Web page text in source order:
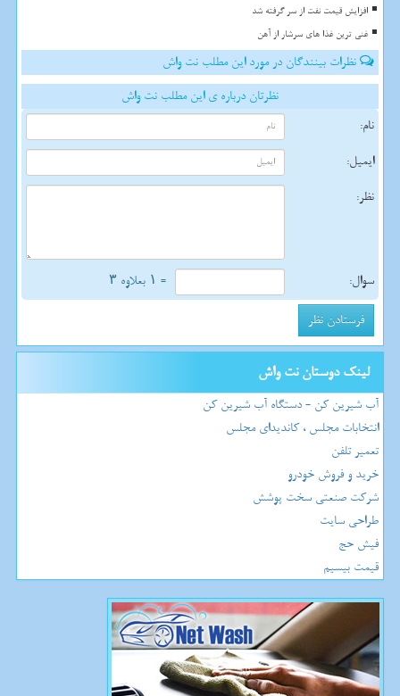
افزایش قیمت نفت از سر گرفته شد
غنی ترین غذا های سرشار از آهن
نظرات بینندگان در مورد این مطلب نت واش
نظرتان درباره ی این مطلب نت واش
نام:
ایمیل:
نظر:
سوال: = ۱ بعلاوه ۳
لینک دوستان نت واش
آب شیرین کن - دستگاه آب شیرین کن
انتخابات مجلس ، کاندیدای مجلس
تعمیر تلفن
خرید و فروش خودرو
شرکت صنعتی سخت پوشش
طراحی سایت
فیش حج
قیمت بیسیم